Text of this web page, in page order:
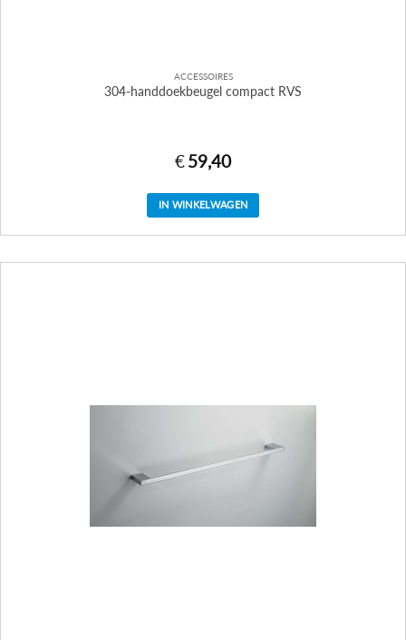
ACCESSOIRES
304-handdoekbeugel compact RVS
€59,40
IN WINKELWAGEN